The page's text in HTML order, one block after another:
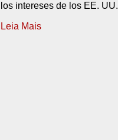
los intereses de los EE. UU.
Leia Mais